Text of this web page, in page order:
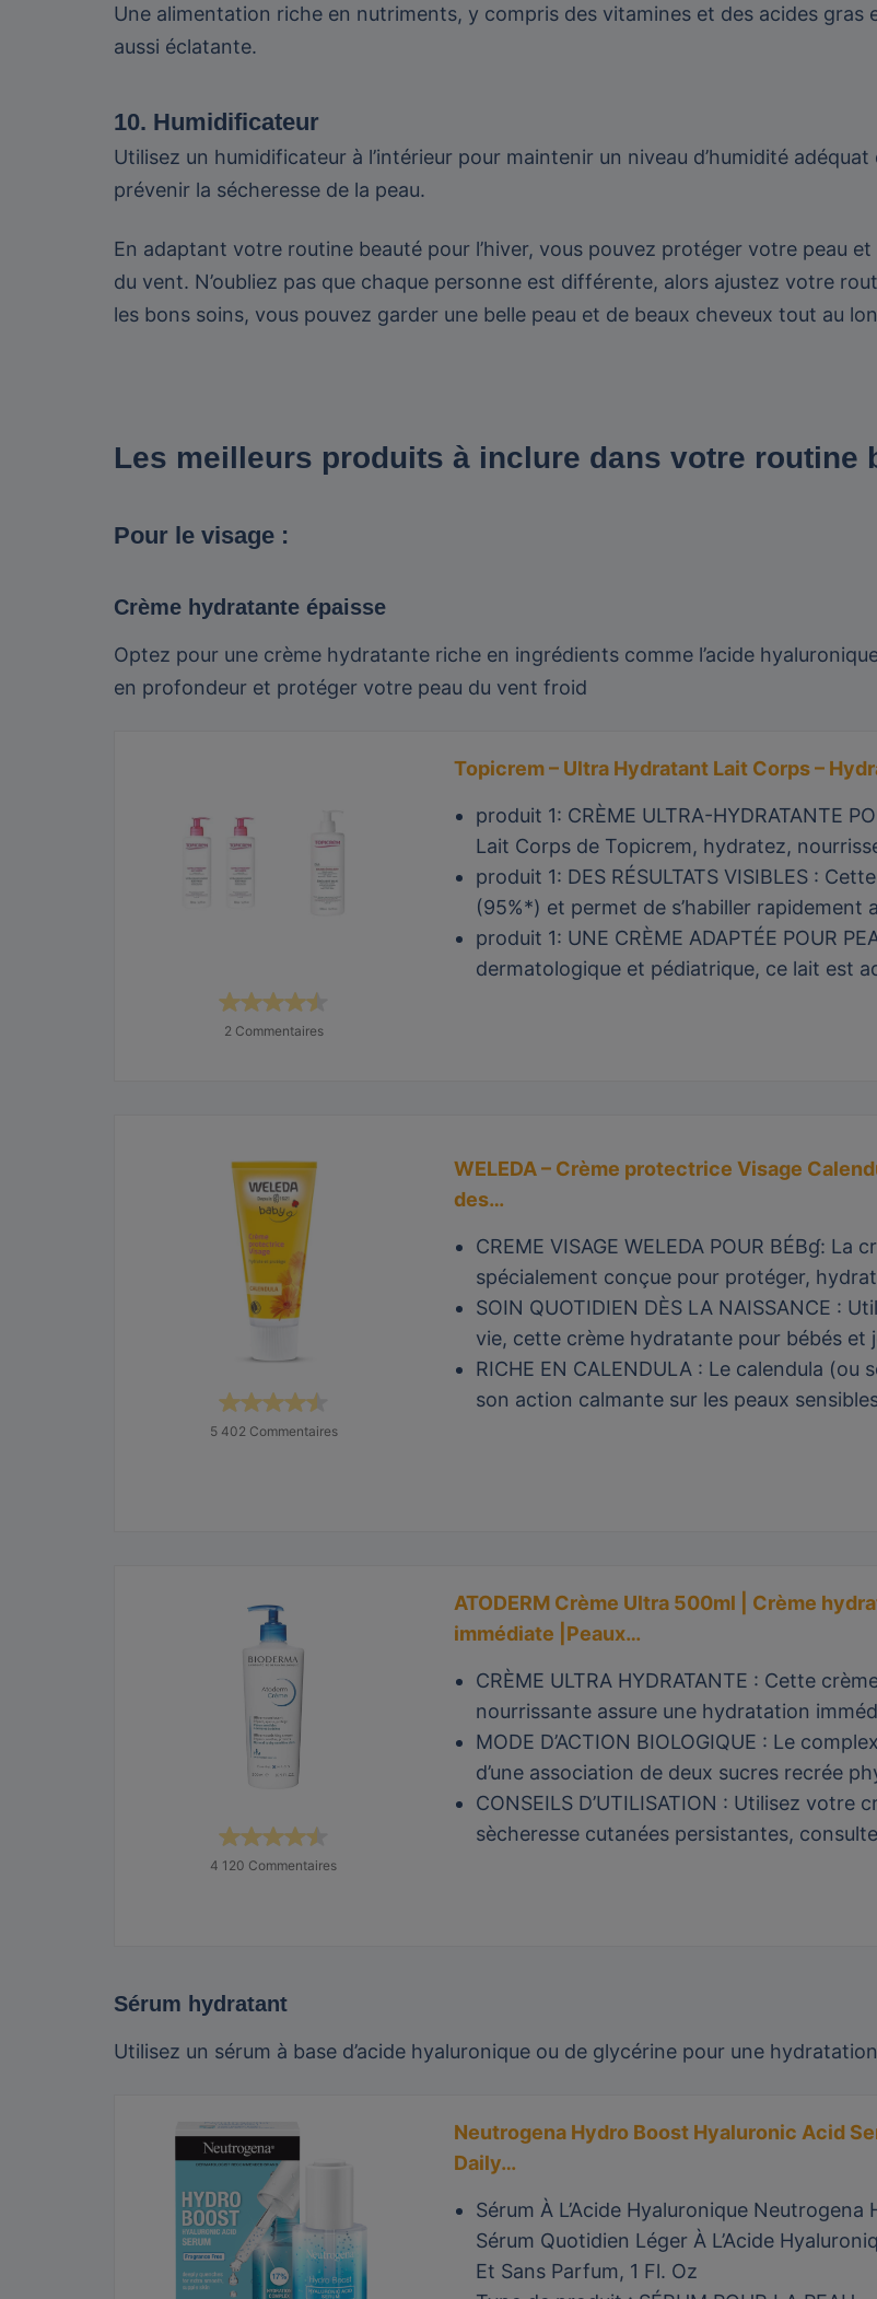
Une alimentation riche en nutriments, y compris des vitamines et des acides gras
aussi éclatante.
10. Humidificateur
Utilisez un humidificateur à l’intérieur pour maintenir un niveau d’humidité
prévenir la sécheresse de la peau.
En adaptant votre routine beauté pour l’hiver, vous pouvez protéger votre peau
du vent. N’oubliez pas que chaque personne est différente, alors ajustez votre
les bons soins, vous pouvez garder une belle peau et de beaux cheveux tout au
Les meilleurs produits à inclure dans votre routine
Pour le visage :
Crème hydratante épaisse
Optez pour une crème hydratante riche en ingrédients comme l’acide
en profondeur et protéger votre peau du vent froid
2 Commentaires
Topicrem – Ultra Hydratant Lait Corps –
produit 1: CRÈME ULTRA-HYDRATANTE
Lait Corps de Topicrem, hydratez,
produit 1: DES RÉSULTATS VISIBLES :
(95%*) et permet de s’habiller rapidement
produit 1: UNE CRÈME ADAPTÉE POUR
dermatologique et pédiatrique, ce lait est
5 402 Commentaires
WELEDA – Crème protectrice Visage
des…
CREME VISAGE WELEDA POUR BÉBɠ:
spécialement conçue pour protéger,
SOIN QUOTIDIEN DÈS LA NAISSANCE :
vie, cette crème hydratante pour bébés et
RICHE EN CALENDULA : Le calendula
son action calmante sur les peaux
4 120 Commentaires
ATODERM Crème Ultra 500ml | Crème
immédiate |Peaux…
CRÈME ULTRA HYDRATANTE : Cette
nourrissante assure une hydratation
MODE D’ACTION BIOLOGIQUE : Le
d’une association de deux sucres recrée
CONSEILS D’UTILISATION : Utilisez votre
sècheresse cutanées persistantes,
Sérum hydratant
Utilisez un sérum à base d’acide hyaluronique ou de glycérine pour une
Neutrogena Hydro Boost Hyaluronic Acid
Daily…
Sérum À L’Acide Hyaluronique
Sérum Quotidien Léger À L’Acide
Et Sans Parfum, 1 Fl. Oz